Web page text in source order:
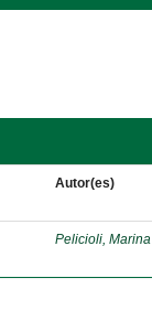
Autor(es)
Pelicioli, Marina